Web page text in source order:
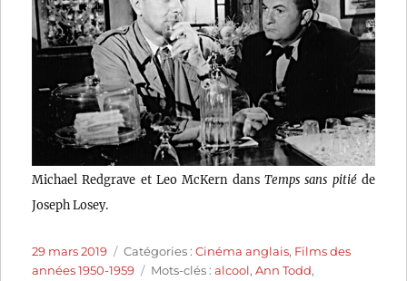
Michael Redgrave et Leo McKern dansTemps sans pitiéde
Joseph Losey.
Publié
le
29 mars 2019 Catégories
Catégories :Cinéma anglais, Films des
années 1950-1959
Étiquettes
Mots-clés :alcool,Ann Todd,